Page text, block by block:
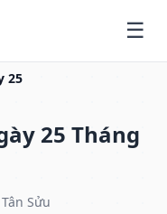
25
25 Tháng
Sửu